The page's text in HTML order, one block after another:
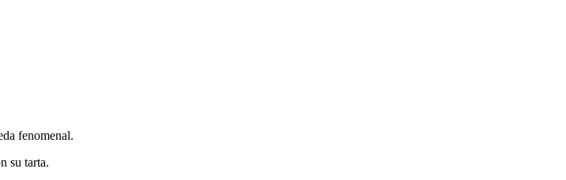
fenomenal.
su tarta.